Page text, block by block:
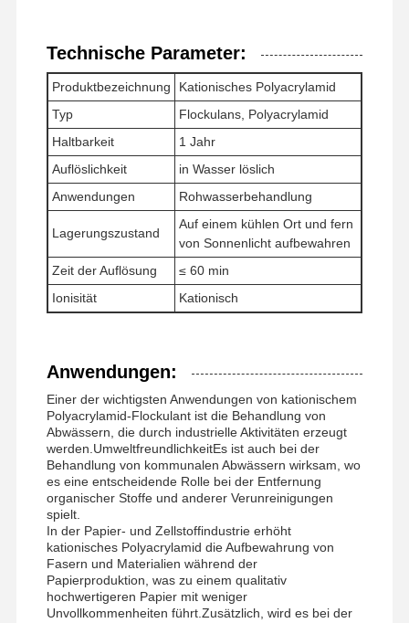
Startseite Produkte Videos Über Uns
Fabrik Tour Qualitätskont Nachrichten
Referenzen
Eisen-Oxid Desulfurizer
Dimethylaminoethylmethacrylat
Methacryloyloxyethyltrimethylammoniumchlorid
Acryloyloxyethyltrimethylammoniumchlorid
Anionisches Polyacrylamid
Technische Parameter:
Produktbezeichnung
Kationisches Polyacrylamid
Typ
Flockulans, Polyacrylamid
Haltbarkeit
1 Jahr
Auflöslichkeit
in Wasser löslich
Anwendungen
Rohwasserbehandlung
Lagerungszustand
Auf einem kühlen Ort und fern
von Sonnenlicht aufbewahren
Zeit der Auflösung
≤ 60 min
Ionisität
Kationisch
Anwendungen:
Einer der wichtigsten Anwendungen von kationischem
Polyacrylamid-Flockulant ist die Behandlung von
Abwässern, die durch industrielle Aktivitäten erzeugt
werden.UmweltfreundlichkeitEs ist auch bei der
Behandlung von kommunalen Abwässern wirksam, wo
es eine entscheidende Rolle bei der Entfernung
organischer Stoffe und anderer Verunreinigungen
spielt.
In der Papier- und Zellstoffindustrie erhöht
kationisches Polyacrylamid die Aufbewahrung von
Fasern und Materialien während der
Papierproduktion, was zu einem qualitativ
hochwertigeren Papier mit weniger
Unvollkommenheiten führt.Zusätzlich, wird es bei der